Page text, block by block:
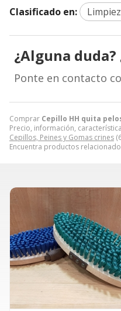
Comprar Cepillo HH quita
Precio, información,
Cepillos, Peines y Gomas crines
Encuentra productos
Clasificado en:
¿Alguna
Ponte en contacto